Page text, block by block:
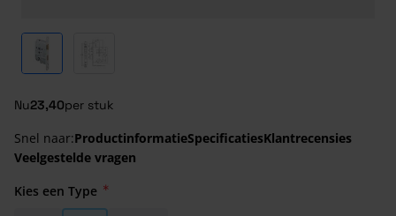
View larger image
Nu23,40per stuk
Snel naar:ProductinformatieSpecificatiesKlantrecensies
Veelgestelde vragen
Kies een Type